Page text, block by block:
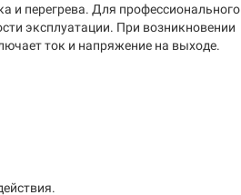
и перегрева. Для профессионального
эксплуатации. При возникновении
ток и напряжение на выходе.